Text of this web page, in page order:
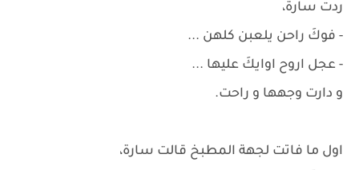
ردت سارة،
- فوكَ راحن يلعبن كلهن ...
- عجل اروح اوايكَ عليها ...
و دارت وجهها و راحت.
اول ما فاتت لجهة المطبخ قالت سارة،